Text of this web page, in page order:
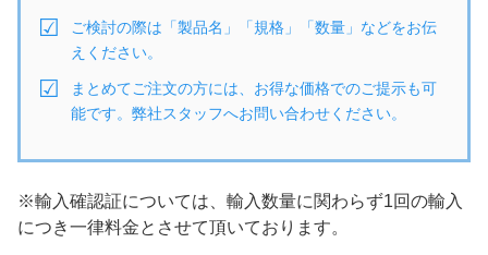
ご検討の際は「製品名」「規格」「数量」などをお伝
えください。
まとめてご注文の方には、お得な価格でのご提示も可
能です。弊社スタッフへお問い合わせください。
※輸入確認証については、輸入数量に関わらず1回の輸入
につき一律料金とさせて頂いております。